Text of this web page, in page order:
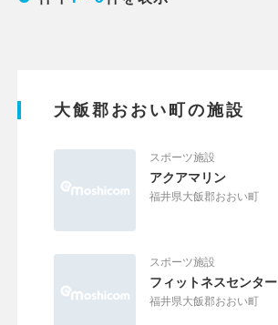
大飯郡おおい町の施設
スポーツ施設
アクアマリン
福井県大飯郡おおい町
スポーツ施設
フィットネスセンター
福井県大飯郡おおい町